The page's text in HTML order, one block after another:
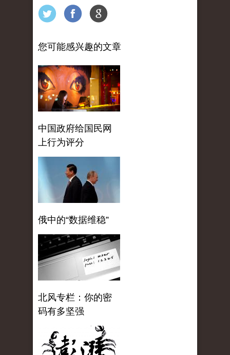
您可能感兴趣的文章
中国政府给国民网
上行为评分
俄中的“数据维稳”
北风专栏：你的密
码有多坚强